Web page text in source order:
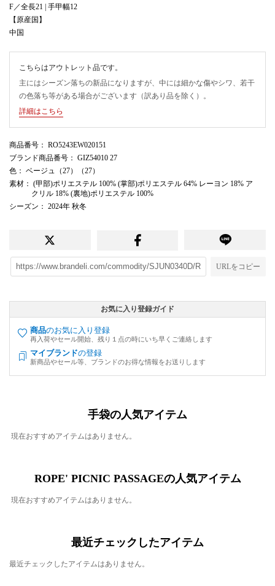
F／全長21 | 手甲幅12
【原産国】
中国
こちらはアウトレット品です。
主にはシーズン落ちの新品になりますが、中には細かな傷やシワ、若干
の色落ち等がある場合がございます（訳あり品を除く）。
詳細はこちら
商品番号 ： RO5243EW020151
ブランド商品番号 ： GIZ54010 27
色 ： ベージュ（27）（27）
素材 ： (甲部)ポリエステル 100% (掌部)ポリエステル 64% レーヨン 18% ア
クリル 18% (裏地)ポリエステル 100%
シーズン ： 2024年 秋冬
URLをコピー
お気に入り登録ガイド
商品のお気に入り登録
再入荷やセール開始、残り１点の時にいち早くご連絡します
マイブランドの登録
新商品やセール等、ブランドのお得な情報をお送りします
手袋の人気アイテム
現在おすすめアイテムはありません。
ROPE' PICNIC PASSAGEの人気アイテム
現在おすすめアイテムはありません。
最近チェックしたアイテム
最近チェックしたアイテムはありません。